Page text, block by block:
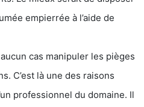
empierrée à l’aide de
cas manipuler les pièges
C’est là une des raisons
professionnel du domaine. Il